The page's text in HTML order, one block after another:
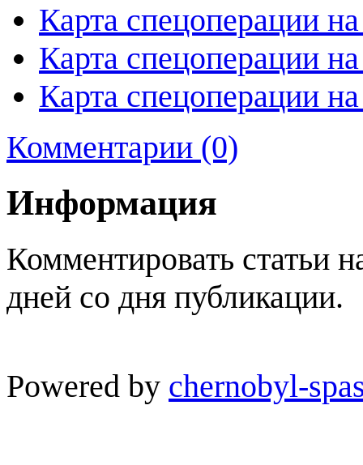
Карта спецоперации
Карта спецоперации
Карта спецоперации
Комментарии (0)
Информация
Комментировать статьи
дней со дня публикации.
Powered by chernobyl-